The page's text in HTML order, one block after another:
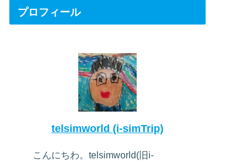
プロフィール
telsimworld (i-simTrip)
こんにちわ。telsimworld(旧i-